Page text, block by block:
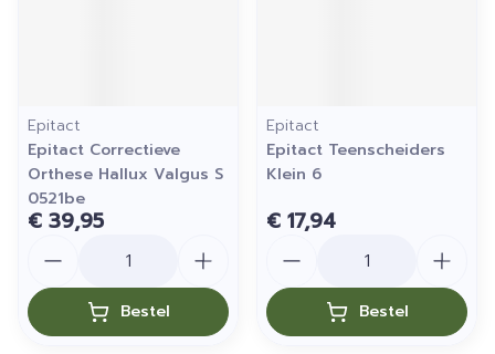
Epitact
Epitact Correctieve
Orthese Hallux Valgus S
0521be
€ 39,95
Bestel
Epitact
Epitact Teenscheiders
Klein 6
€ 17,94
Bestel